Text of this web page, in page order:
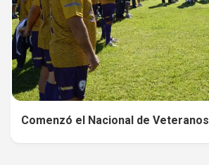
Comenzó el Nacional de Veteranos